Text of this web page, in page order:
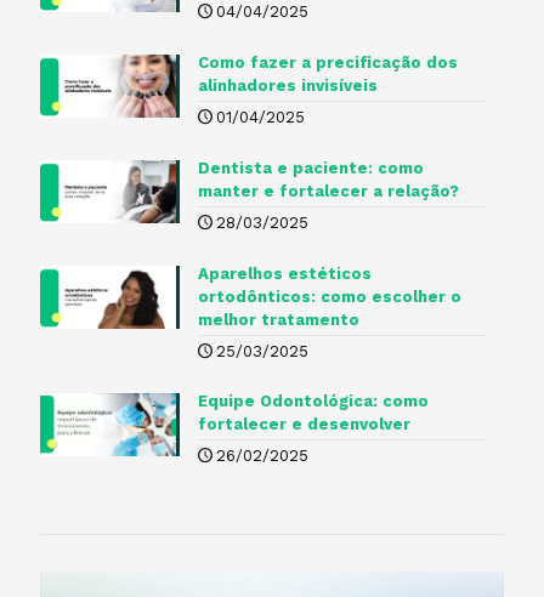
04/04/2025
Como fazer a precificação dos
alinhadores invisíveis
01/04/2025
Dentista e paciente: como
manter e fortalecer a relação?
28/03/2025
Aparelhos estéticos
ortodônticos: como escolher o
melhor tratamento
25/03/2025
Equipe Odontológica: como
fortalecer e desenvolver
26/02/2025